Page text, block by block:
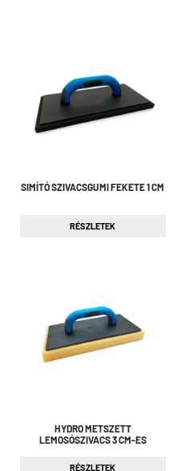
SIMÍTÓ SZIVACSGUMI FEKETE 1 CM
RÉSZLETEK
HYDRO METSZETT
LEMOSÓSZIVACS 3 CM-ES
RÉSZLETEK